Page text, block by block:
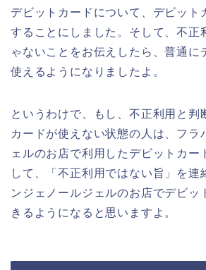
デビットカードについて、デビット
することにしました。そして、不正
ゃないことをお伝えしたら、普通に
使えるようになりましたよ。
というわけで、もし、不正利用と判
カードが使えない状態の人は、フラ
ェルのお店で利用したデビットカー
して、「不正利用ではない旨」を連
ンジェノールジェルのお店でデビッ
きるようになると思いますよ。